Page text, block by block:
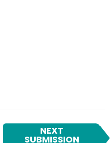
NEXT
SUBMISSION